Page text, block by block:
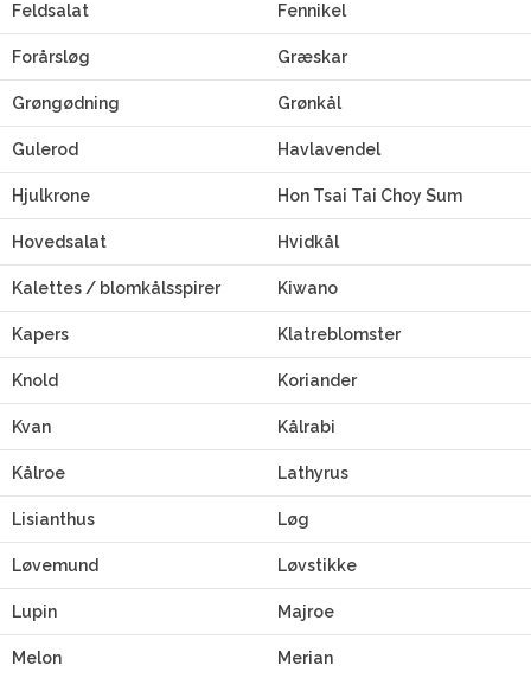
Feldsalat Fennikel
Forårsløg Græskar
Grøngødning Grønkål
Gulerod Havlavendel
Hjulkrone Hon Tsai Tai Choy Sum
Hovedsalat Hvidkål
Kalettes / blomkålsspirer Kiwano
Kapers Klatreblomster
Knold Koriander
Kvan Kålrabi
Kålroe Lathyrus
Lisianthus Løg
Løvemund Løvstikke
Lupin Majroe
Melon Merian